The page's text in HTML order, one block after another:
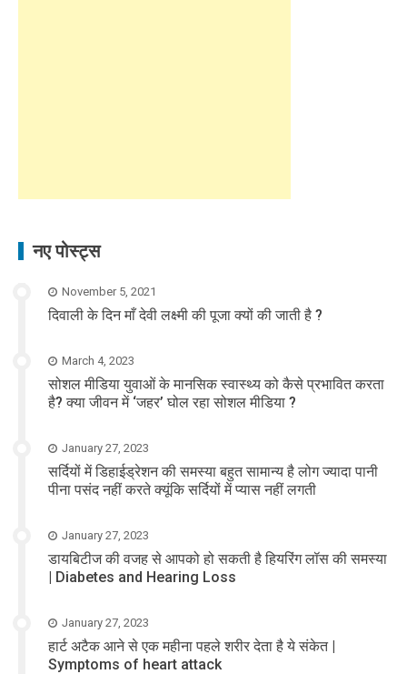
नए पोस्ट्स
November 5, 2021
दिवाली के दिन माँ देवी लक्ष्मी की पूजा क्यों की जाती है ?
March 4, 2023
सोशल मीडिया युवाओं के मानसिक स्वास्थ्य को कैसे प्रभावित करता
है? क्या जीवन में ‘जहर’ घोल रहा सोशल मीडिया ?
January 27, 2023
सर्दियों में डिहाईड्रेशन की समस्या बहुत सामान्य है लोग ज्यादा पानी
पीना पसंद नहीं करते क्यूंकि सर्दियों में प्यास नहीं लगती
January 27, 2023
डायबिटीज की वजह से आपको हो सकती है हियरिंग लॉस की समस्या
| Diabetes and Hearing Loss
January 27, 2023
हार्ट अटैक आने से एक महीना पहले शरीर देता है ये संकेत |
Symptoms of heart attack